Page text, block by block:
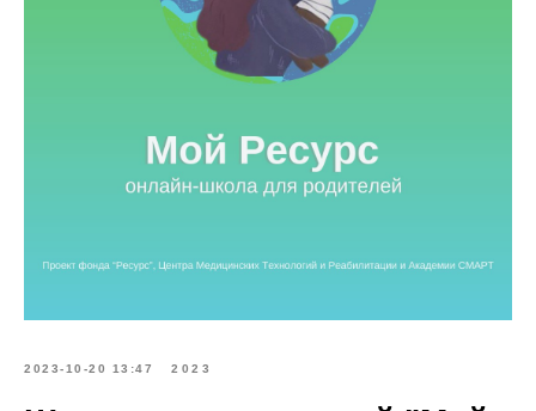
2023-10-20 13:47 2023